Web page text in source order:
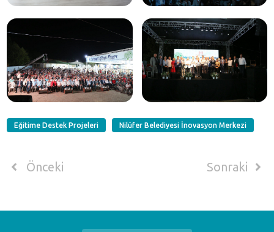
Eğitime Destek Projeleri Nilüfer Belediyesi İnovasyon Merkezi
Önceki Sonraki